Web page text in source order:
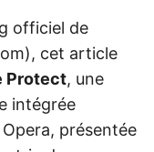
officiel de
cet article
Protect, une
intégrée
présentée